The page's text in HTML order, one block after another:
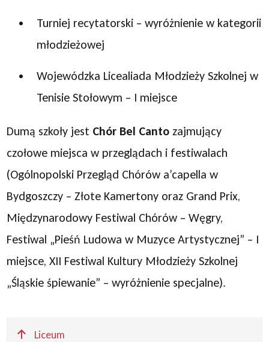
Turniej recytatorski – wyróżnienie w kategorii
młodzieżowej
Wojewódzka Licealiada Młodzieży Szkolnej w
Tenisie Stołowym – I miejsce
Dumą szkoły jest Chór Bel Canto zajmujący
czołowe miejsca w przeglądach i festiwalach
(Ogólnopolski Przegląd Chórów a’capella w
Bydgoszczy – Złote Kamertony oraz Grand Prix,
Międzynarodowy Festiwal Chórów – Węgry,
Festiwal „Pieśń Ludowa w Muzyce Artystycznej” – I
miejsce, XII Festiwal Kultury Młodzieży Szkolnej
„Śląskie śpiewanie” – wyróżnienie specjalne).
Wyżej
Liceum